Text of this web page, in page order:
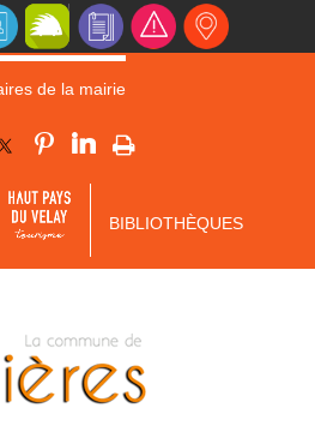
de la mairie
BIBLIOTHÈQUES